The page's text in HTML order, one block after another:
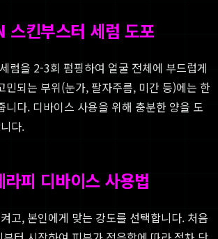
스킨부스터 세럼 도포
럼을 2-3회 펌핑하여 얼굴 전체에 부드럽게
민되는 부위(눈가, 팔자주름, 미간 등)에는 한
니다. 디바이스 사용을 위해 충분한 양을 도
다.
피 디바이스 사용법
고, 본인에게 맞는 강도를 선택합니다. 처음